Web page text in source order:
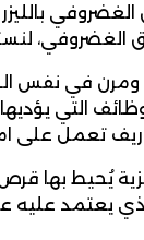
الغضروفي
التي
تعمل